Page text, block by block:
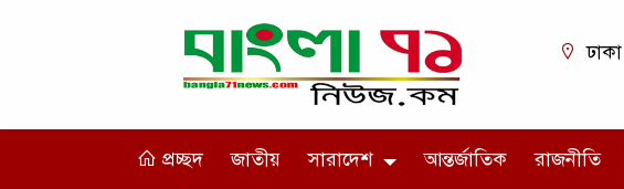
ঢাকা
প্রচ্ছদ জাতীয় সারাদেশ আন্তর্জাতিক রাজনীতি